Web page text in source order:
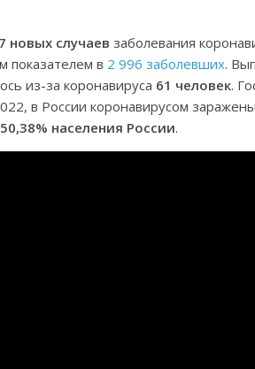
новых случаев заболевания
показателем в 2 996 заболевших.
из-за коронавируса 61 человек.
в России коронавирусом заражены
50,38% населения России.